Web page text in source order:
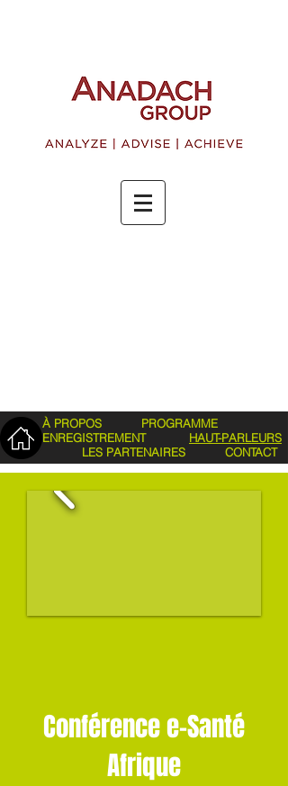
À PROPOS
PROGRAMME
ENREGISTREMENT
HAUT-PARLEURS
LES PARTENAIRES
CONTACT
Conférence e-Santé
Afrique